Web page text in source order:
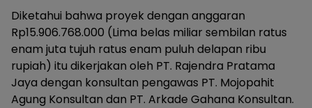
Diketahui bahwa proyek dengan anggaran
Rp15.906.768.000 (Lima belas miliar sembilan ratus
enam juta tujuh ratus enam puluh delapan ribu
rupiah) itu dikerjakan oleh PT. Rajendra Pratama
Jaya dengan konsultan pengawas PT. Mojopahit
Agung Konsultan dan PT. Arkade Gahana Konsultan.